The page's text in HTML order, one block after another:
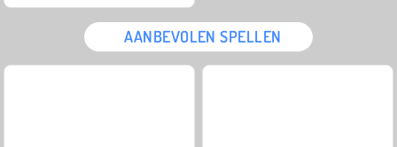
AANBEVOLEN SPELLEN